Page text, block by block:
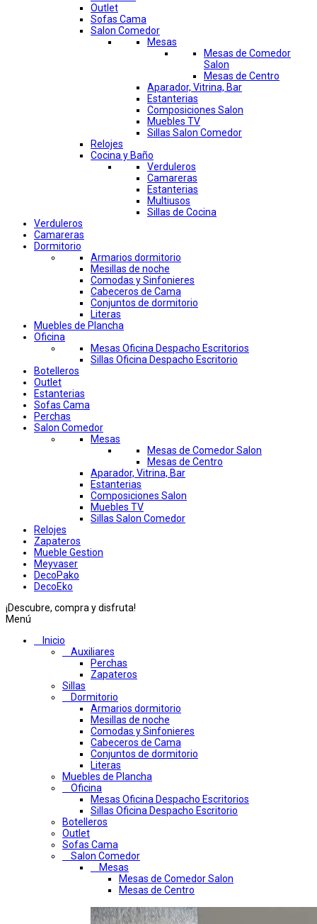
Outlet
Sofas Cama
Salon Comedor
Mesas
Mesas de Comedor
Salon
Mesas de Centro
Aparador, Vitrina, Bar
Estanterias
Composiciones Salon
Muebles TV
Sillas Salon Comedor
Relojes
Cocina y Baño
Verduleros
Camareras
Estanterias
Multiusos
Sillas de Cocina
Verduleros
Camareras
Dormitorio
Armarios dormitorio
Mesillas de noche
Comodas y Sinfonieres
Cabeceros de Cama
Conjuntos de dormitorio
Literas
Muebles de Plancha
Oficina
Mesas Oficina Despacho Escritorios
Sillas Oficina Despacho Escritorio
Botelleros
Outlet
Estanterias
Sofas Cama
Perchas
Salon Comedor
Mesas
Mesas de Comedor Salon
Mesas de Centro
Aparador, Vitrina, Bar
Estanterias
Composiciones Salon
Muebles TV
Sillas Salon Comedor
Relojes
Zapateros
Mueble Gestion
Meyvaser
DecoPako
DecoEko
¡Descubre, compra y disfruta!
Menú
Inicio
Auxiliares
Perchas
Zapateros
Sillas
Dormitorio
Armarios dormitorio
Mesillas de noche
Comodas y Sinfonieres
Cabeceros de Cama
Conjuntos de dormitorio
Literas
Muebles de Plancha
Oficina
Mesas Oficina Despacho Escritorios
Sillas Oficina Despacho Escritorio
Botelleros
Outlet
Sofas Cama
Salon Comedor
Mesas
Mesas de Comedor Salon
Mesas de Centro